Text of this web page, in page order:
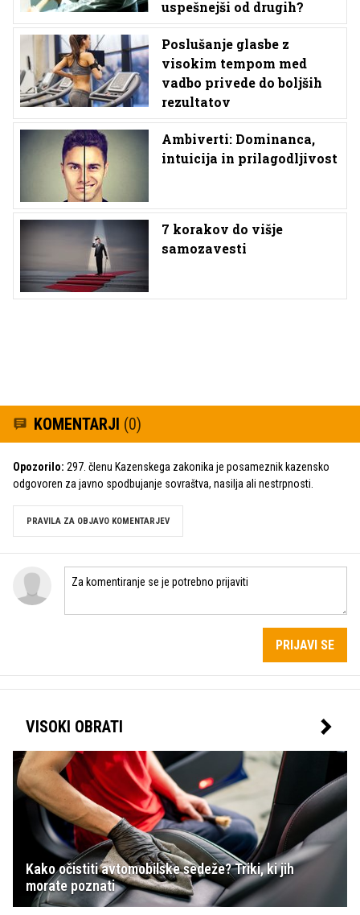
uspešnejši od drugih?
Poslušanje glasbe z
visokim tempom med
vadbo privede do boljših
rezultatov
Ambiverti: Dominanca,
intuicija in prilagodljivost
7 korakov do višje
samozavesti
KOMENTARJI (0)
Opozorilo: 297. členu Kazenskega zakonika je posameznik kazensko
odgovoren za javno spodbujanje sovraštva, nasilja ali nestrpnosti.
PRAVILA ZA OBJAVO KOMENTARJEV
PRIJAVI SE
VISOKI OBRATI
Kako očistiti avtomobilske sedeže? Triki, ki jih
morate poznati